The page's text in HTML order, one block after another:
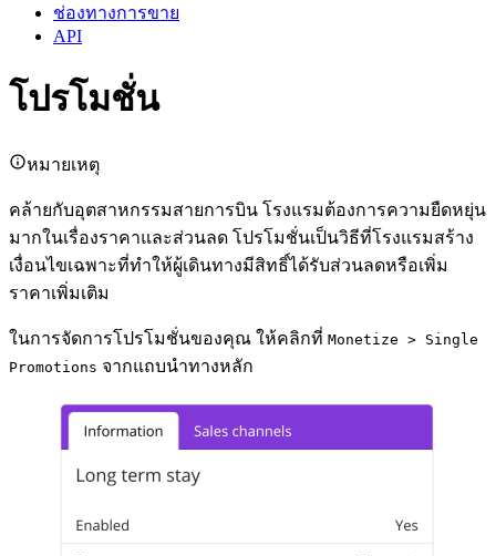
ช่องทางการขาย
API
โปรโมชั่น
หมายเหตุ
คล้ายกับอุตสาหกรรมสายการบิน โรงแรมต้องการความยืดหยุ่น
มากในเรื่องราคาและส่วนลด โปรโมชั่นเป็นวิธีที่โรงแรมสร้าง
เงื่อนไขเฉพาะที่ทำให้ผู้เดินทางมีสิทธิ์ได้รับส่วนลดหรือเพิ่ม
ราคาเพิ่มเติม
ในการจัดการโปรโมชั่นของคุณ ให้คลิกที่ Monetize > Single
Promotions จากแถบนำทางหลัก